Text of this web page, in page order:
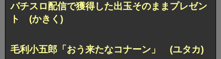
パチスロ配信で獲得した出玉そのままプレゼン
ト (かきく)
毛利小五郎「おう来たなコナーン」 (ユタカ)